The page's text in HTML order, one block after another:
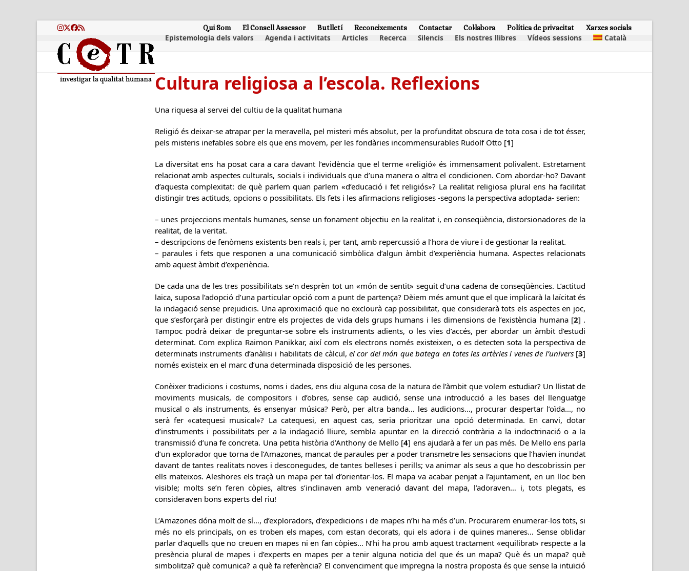
Instagram
Twitter
Facebook
RSS Qui Som El Consell Assessor Butlletí Reconeixements Contactar Col·labora Política de privacitat Xarxes socials
Epistemologia dels valors Agenda i activitats Articles Recerca Silencis Els nostres llibres Vídeos sessions Català
Cultura religiosa a l’escola. Reflexions
Una riquesa al servei del cultiu de la qualitat humana
Religió és deixar-se atrapar per la meravella, pel misteri més absolut, per la profunditat obscura de tota cosa i de tot ésser,
pels misteris inefables sobre els que ens movem, per les fondàries incommensurables Rudolf Otto [1]
La diversitat ens ha posat cara a cara davant l’evidència que el terme «religió» és immensament polivalent. Estretament
relacionat amb aspectes culturals, socials i individuals que d’una manera o altra el condicionen. Com abordar-ho? Davant
d’aquesta complexitat: de què parlem quan parlem «d’educació i fet religiós»? La realitat religiosa plural ens ha facilitat
distingir tres actituds, opcions o possibilitats. Els fets i les afirmacions religioses -segons la perspectiva adoptada- serien:
– unes projeccions mentals humanes, sense un fonament objectiu en la realitat i, en conseqüència, distorsionadores de la
realitat, de la veritat.
– descripcions de fenòmens existents ben reals i, per tant, amb repercussió a l’hora de viure i de gestionar la realitat.
– paraules i fets que responen a una comunicació simbòlica d’algun àmbit d’experiència humana. Aspectes relacionats
amb aquest àmbit d’experiència.
De cada una de les tres possibilitats se’n desprèn tot un «món de sentit» seguit d’una cadena de conseqüències. L’actitud
laica, suposa l’adopció d’una particular opció com a punt de partença? Dèiem més amunt que el que implicarà la laïcitat és
la indagació sense prejudicis. Una aproximació que no exclourà cap possibilitat, que considerarà tots els aspectes en joc,
que s’esforçarà per distingir entre els projectes de vida dels grups humans i les dimensions de l’existència humana [2] .
Tampoc podrà deixar de preguntar-se sobre els instruments adients, o les vies d’accés, per abordar un àmbit d’estudi
determinat. Com explica Raimon Panikkar, així com els electrons només existeixen, o es detecten sota la perspectiva de
determinats instruments d’anàlisi i habilitats de càlcul, el cor del món que batega en totes les artèries i venes de l’univers[3]
només existeix en el marc d’una determinada disposició de les persones.
Conèixer tradicions i costums, noms i dades, ens diu alguna cosa de la natura de l’àmbit que volem estudiar? Un llistat de
moviments musicals, de compositors i d’obres, sense cap audició, sense una introducció a les bases del llenguatge
musical o als instruments, és ensenyar música? Però, per altra banda… les audicions…, procurar despertar l’oïda…, no
serà fer «catequesi musical»? La catequesi, en aquest cas, seria prioritzar una opció determinada. En canvi, dotar
d’instruments i possibilitats per a la indagació lliure, sembla apuntar en la direcció contrària a la indoctrinació o a la
transmissió d’una fe concreta. Una petita història d’Anthony de Mello [4] ens ajudarà a fer un pas més. De Mello ens parla
d’un explorador que torna de l’Amazones, mancat de paraules per a poder transmetre les sensacions que l’havien inundat
davant de tantes realitats noves i desconegudes, de tantes belleses i perills; va animar als seus a que ho descobrissin per
ells mateixos. Aleshores els traçà un mapa per tal d’orientar-los. El mapa va acabar penjat a l’ajuntament, en un lloc ben
visible; molts se’n feren còpies, altres s’inclinaven amb veneració davant del mapa, l’adoraven… i, tots plegats, es
consideraven bons experts del riu!
L’Amazones dóna molt de sí…, d’exploradors, d’expedicions i de mapes n’hi ha més d’un. Procurarem enumerar-los tots, si
més no els principals, on es troben els mapes, com estan decorats, qui els adora i de quines maneres… Sense oblidar
parlar d’aquells que no creuen en mapes ni en fan còpies… N’hi ha prou amb aquest tractament «equilibrat» respecte a la
presència plural de mapes i d’experts en mapes per a tenir alguna noticia del que és un mapa? Què és un mapa? què
simbolitza? què comunica? a què fa referència? El convenciment que impregna la nostra proposta és que sense la intuïció